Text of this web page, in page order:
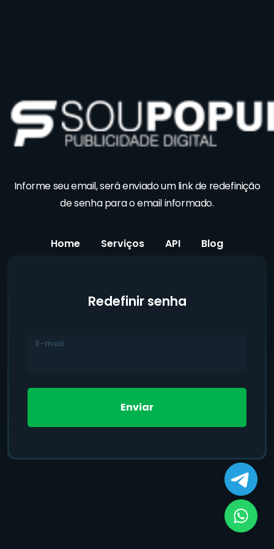
Informe seu email, será enviado um link de redefinição
de senha para o email informado.
Home Serviços API Blog
Redefinir senha
E-mail
Enviar